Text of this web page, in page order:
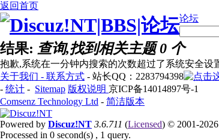
返回首页
论坛
结果: 查询,找到相关主题 0 个
抱歉,系统在一分钟内搜索的次数超过了系统安全设
关于我们 - 联系方式 - 站长QQ：2283794398
- 统计 - Sitemap 版权说明 京ICP备14014897号-1
Comsenz Technology Ltd - 简洁版本
Powered by Discuz!NT 3.6.711 (Licensed) © 2001-2026
Processed in 0 second(s) , 1 query.